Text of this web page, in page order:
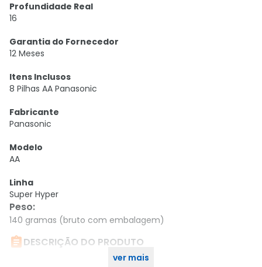
Profundidade Real
16
Garantia do Fornecedor
12 Meses
Itens Inclusos
8 Pilhas AA Panasonic
Fabricante
Panasonic
Modelo
AA
Linha
Super Hyper
Peso:
140 gramas (bruto com embalagem)
DESCRIÇÃO DO PRODUTO
ver mais